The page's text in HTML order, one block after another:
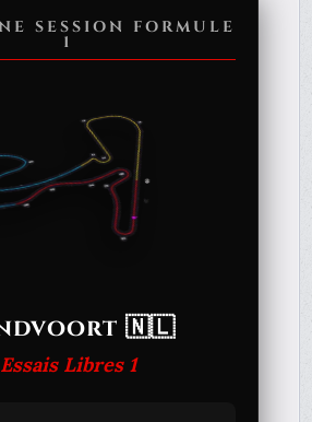
SESSION FORMULE
1
🇳🇱
Essais Libres 1